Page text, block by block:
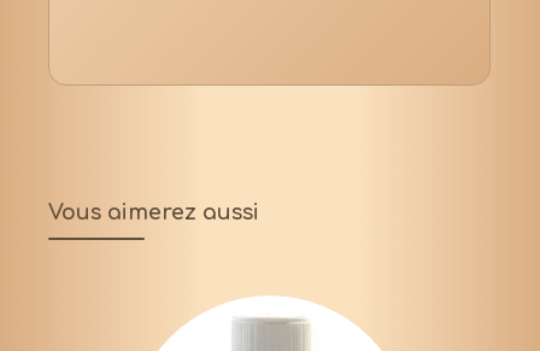
Vous aimerez aussi